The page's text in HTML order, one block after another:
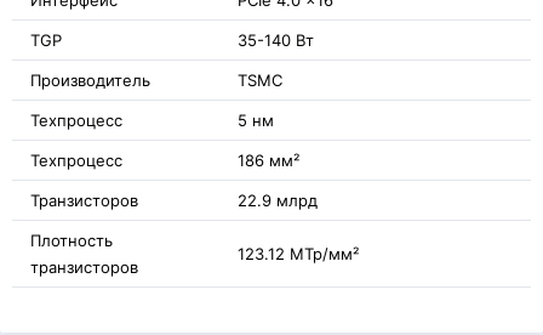
TGP 35-140 Вт
Производитель TSMC
Техпроцесс 5 нм
Техпроцесс 186 мм²
Транзисторов 22.9 млрд
Плотность
транзисторов
123.12 МТр/мм²